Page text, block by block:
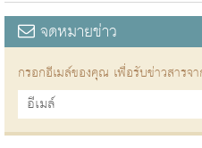
จดหมายข่าว
กรอกอีเมล์ของคุณ เพื่อรับข่าวสารจา